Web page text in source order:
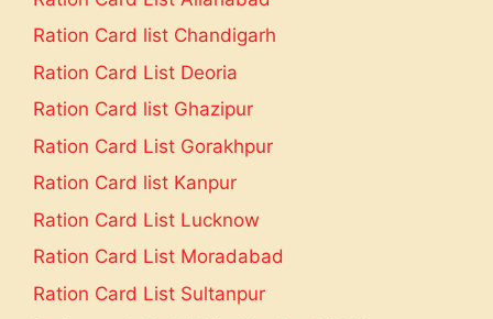
Ration Card list Chandigarh
Ration Card List Deoria
Ration Card list Ghazipur
Ration Card List Gorakhpur
Ration Card list Kanpur
Ration Card List Lucknow
Ration Card List Moradabad
Ration Card List Sultanpur